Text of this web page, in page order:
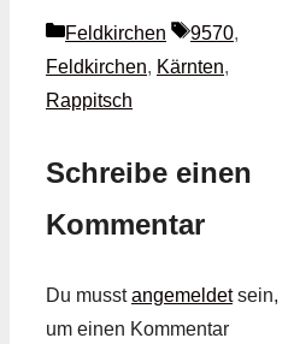
Kategorien
Feldkirchen Schlagwörter
9570,
Feldkirchen, Kärnten,
Rappitsch
Schreibe einen
Kommentar
Du musstangemeldetsein,
um einen Kommentar